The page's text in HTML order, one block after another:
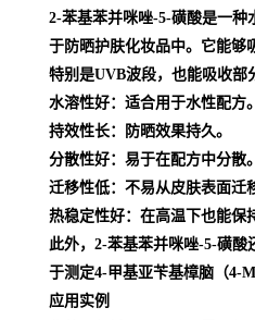
2-苯基苯并咪唑-5-磺酸是一种
于防晒护肤化妆品中。它能够
特别是UVB波段，也能吸收部
水溶性好：适合用于水性配方。
持效性长：防晒效果持久。
分散性好：易于在配方中分散。
迁移性低：不易从皮肤表面迁
热稳定性好：在高温下也能保
此外，2-苯基苯并咪唑-5-磺酸
于测定4-甲基亚苄基樟脑（4-
应用实例